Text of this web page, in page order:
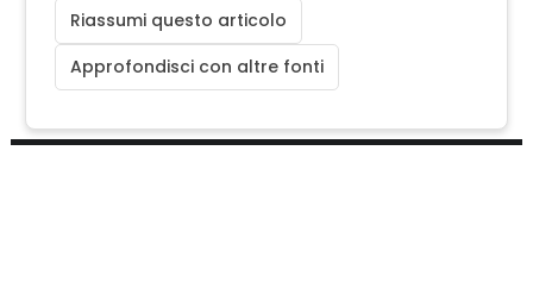
Riassumi questo articolo
Approfondisci con altre fonti